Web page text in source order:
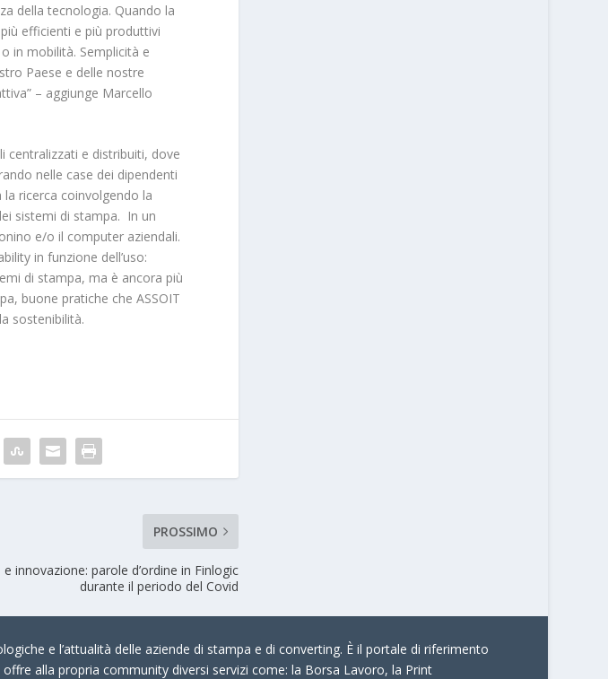
della tecnologia. Quando la
efficienti e più produttivi
in mobilità. Semplicità e
Paese e delle nostre
– aggiunge Marcello
centralizzati e distribuiti, dove
nelle case dei dipendenti
ricerca coinvolgendo la
sistemi di stampa. In un
e/o il computer aziendali.
in funzione dell’uso:
di stampa, ma è ancora più
buone pratiche che ASSOIT
sostenibilità.
PROSSIMO
e innovazione: parole d’ordine in Finlogic
durante il periodo del Covid
e l’attualità delle aziende di stampa e di converting. È il portale di riferimento
alla propria community diversi servizi come: la Borsa Lavoro, la Print